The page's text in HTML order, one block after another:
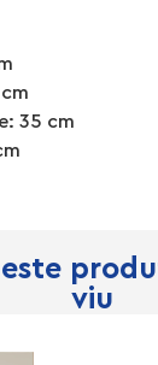
35 cm
viu